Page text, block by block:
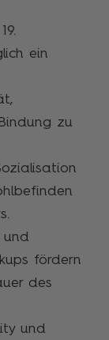
ein
zu
und
fördern
des
und